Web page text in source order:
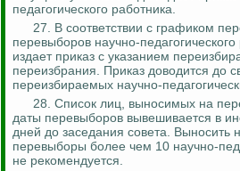
педагогического работника.
27. В соответствии с графиком
перевыборов научно-педагогического
издает приказ с указанием
переизбрания. Приказ доводится до
переизбираемых научно-
28. Список лиц, выносимых на
даты перевыборов вывешивается в
дней до заседания совета. Выносить
перевыборы более чем 10 научно-
не рекомендуется.